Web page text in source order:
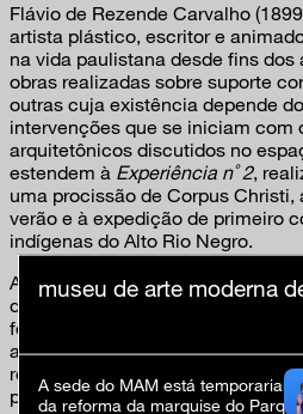
Flávio de Rezende Carvalho
artista plástico, escritor e
na vida paulistana desde fins dos
obras realizadas sobre suporte
outras cuja existência depende
intervenções que se iniciam com
arquitetônicos discutidos no
estendem à Experiência n˚ 2,
uma procissão de Corpus
verão e à expedição de primeiro
indígenas do Alto Rio Negro.
A mostra procura apresentar sua
documentação relativa a vários
formação, sua ligação com o
as atividades do CAM e do
relações estabelecidas em sua
participação na articulação dos
museu de arte moderna
A sede do MAM está
da reforma da marquise do